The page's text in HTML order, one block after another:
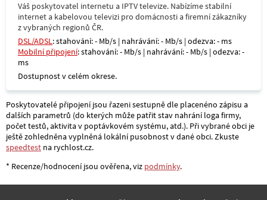
Váš poskytovatel internetu a IPTV televize. Nabízíme stabilní
internet a kabelovou televizi pro domácnosti a firemní zákazníky
z vybraných regionů ČR.
DSL/ADSL: stahování: - Mb/s | nahrávání: - Mb/s | odezva: - ms
Mobilní připojení: stahování: - Mb/s | nahrávání: - Mb/s | odezva: -
ms
Dostupnost v celém okrese.
Poskytovatelé připojení jsou řazeni sestupně dle placenéno zápisu a
dalších parametrů (do kterých může patřit stav nahrání loga firmy,
počet testů, aktivita v poptávkovém systému, atd.). Při vybrané obci je
ještě zohledněna vyplněná lokální pusobnost v dané obci. Zkuste
speedtest na rychlost.cz.
* Recenze/hodnocení jsou ověřena, viz podmínky.